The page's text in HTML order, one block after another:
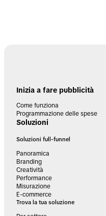
Inizia a fare pubblicità
Come funziona
Programmazione delle spese
Soluzioni
Soluzioni full-funnel
Panoramica
Branding
Creatività
Performance
Misurazione
E-commerce
Trova la tua soluzione